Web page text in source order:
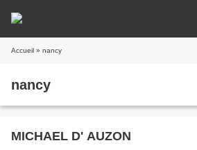
Accueil » nancy
nancy
MICHAEL D' AUZON